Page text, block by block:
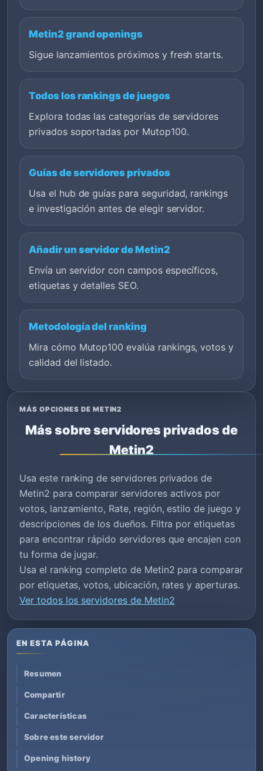
Metin2 grand openings
Sigue lanzamientos próximos y fresh starts.
Todos los rankings de juegos
Explora todas las categorías de servidores
privados soportadas por Mutop100.
Guías de servidores privados
Usa el hub de guías para seguridad, rankings
e investigación antes de elegir servidor.
Añadir un servidor de Metin2
Envía un servidor con campos específicos,
etiquetas y detalles SEO.
Metodología del ranking
Mira cómo Mutop100 evalúa rankings, votos y
calidad del listado.
MÁS OPCIONES DE METIN2
Más sobre servidores privados de
Metin2
Usa este ranking de servidores privados de
Metin2 para comparar servidores activos por
votos, lanzamiento, Rate, región, estilo de juego y
descripciones de los dueños. Filtra por etiquetas
para encontrar rápido servidores que encajen con
tu forma de jugar.
Usa el ranking completo de Metin2 para comparar
por etiquetas, votos, ubicación, rates y aperturas.
Ver todos los servidores de Metin2
EN ESTA PÁGINA
Resumen
Compartir
Características
Sobre este servidor
Opening history